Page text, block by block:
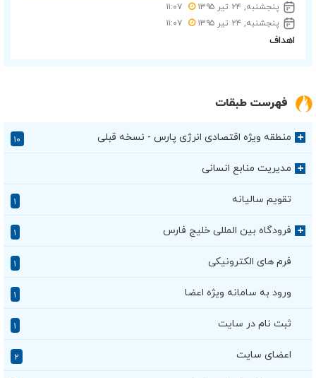
پنجشنبه, ۲۴ تیر ۱۳۹۵
۱۱:۰۷
پنجشنبه, ۲۴ تیر ۱۳۹۵
۱۱:۰۷
اهداف
فهرست طبقات
+ منطقه ویژه اقتصادی انرژی پارس - نسخه قبلی ۱۰
+ مدیریت منابع انسانی
تقویم سالیانه
+ فرودگاه بین المللی خلیج فارس
فرم های الکترونیکی
ورود به سامانه ویژه اعضا
ثبت نام در سایت
اعضای سایت ۲